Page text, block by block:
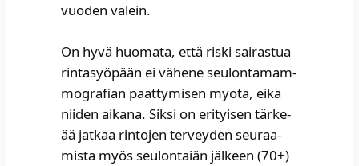
vuo­den välein.
On hyvä huo­ma­ta, että ris­ki sai­ras­tua
rin­ta­syö­pään ei vähe­ne seu­lon­ta­mam­
mo­gra­fian päät­ty­mi­sen myö­tä, eikä
nii­den aika­na. Sik­si on eri­tyi­sen tär­ke­
ää jat­kaa rin­to­jen ter­vey­den seu­raa­
mis­ta myös seu­lon­taiän jäl­keen (70+)